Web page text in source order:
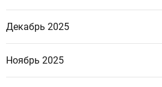
Декабрь 2025
Ноябрь 2025